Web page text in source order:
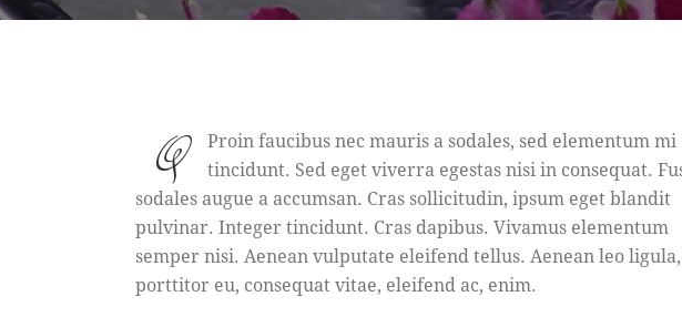
Q
Proin faucibus nec mauris a sodales, sed elementum mi
tincidunt. Sed eget viverra egestas nisi in consequat.
sodales augue a accumsan. Cras sollicitudin, ipsum eget blandit
pulvinar. Integer tincidunt. Cras dapibus. Vivamus elementum
semper nisi. Aenean vulputate eleifend tellus. Aenean leo ligula,
porttitor eu, consequat vitae, eleifend ac, enim.